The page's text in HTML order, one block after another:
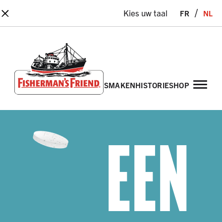
× Kies uw taal fr nl
smakenhistorieshop
EEN